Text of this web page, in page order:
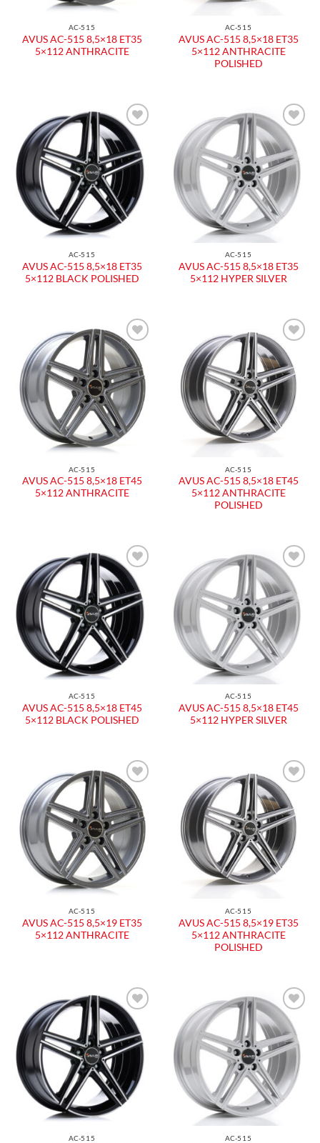
AC-515
AVUS AC-515 8,5×18 ET35
5×112 ANTHRACITE
AC-515
AVUS AC-515 8,5×18 ET35
5×112 ANTHRACITE
POLISHED
Aggiungi
alla lista
dei
desideri
AC-515
AVUS AC-515 8,5×18 ET35
5×112 BLACK POLISHED
Aggiungi
alla lista
dei
desideri
AC-515
AVUS AC-515 8,5×18 ET35
5×112 HYPER SILVER
Aggiungi
alla lista
dei
desideri
AC-515
AVUS AC-515 8,5×18 ET45
5×112 ANTHRACITE
Aggiungi
alla lista
dei
desideri
AC-515
AVUS AC-515 8,5×18 ET45
5×112 ANTHRACITE
POLISHED
Aggiungi
alla lista
dei
desideri
AC-515
AVUS AC-515 8,5×18 ET45
5×112 BLACK POLISHED
Aggiungi
alla lista
dei
desideri
AC-515
AVUS AC-515 8,5×18 ET45
5×112 HYPER SILVER
Aggiungi
alla lista
dei
desideri
AC-515
AVUS AC-515 8,5×19 ET35
5×112 ANTHRACITE
Aggiungi
alla lista
dei
desideri
AC-515
AVUS AC-515 8,5×19 ET35
5×112 ANTHRACITE
POLISHED
Aggiungi
alla lista
dei
desideri
AC-515
Aggiungi
alla lista
dei
desideri
AC-515